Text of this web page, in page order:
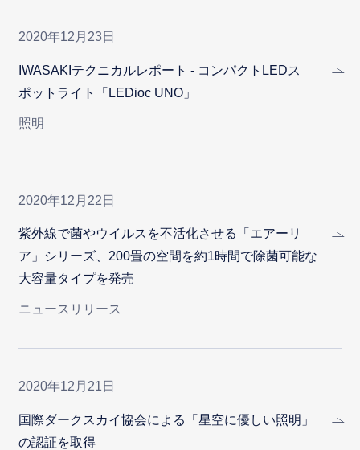
2020年12月23日
IWASAKIテクニカルレポート - コンパクトLEDス
ポットライト「LEDioc UNO」
照明
2020年12月22日
紫外線で菌やウイルスを不活化させる「エアーリ
ア」シリーズ、200畳の空間を約1時間で除菌可能な
大容量タイプを発売
ニュースリリース
2020年12月21日
国際ダークスカイ協会による「星空に優しい照明」
の認証を取得